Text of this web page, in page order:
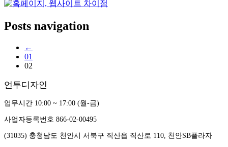
Posts navigation
←
01
02
언투디자인
업무시간 10:00 ~ 17:00 (월-금)
사업자등록번호 866-02-00495
(31035) 충청남도 천안시 서북구 직산읍 직산로 110, 천안SB플라자